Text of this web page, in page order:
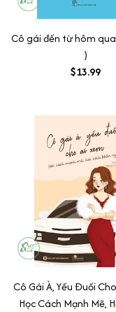
Cô gái đến từ hôm
)
$13.99
Cô Gái À, Yếu Đuối
Học Cách Mạnh Mẽ,